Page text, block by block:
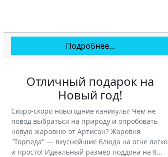
Подробнее...
Отличный подарок на
Новый год!
Скоро-скоро новогодние каникулы! Чем не
повод выбраться на природу и опробовать
новую жаровню от Артисан? Жаровня
"Торпеда" — вкуснейшие блюда на огне легко
и просто! Идеальный размер поддона на 8…